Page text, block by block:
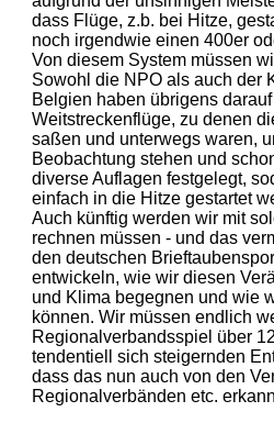
dass Flüge, z.b. bei Hitze,
noch irgendwie einen 400er
Von diesem System müssen
Sowohl die NPO als auch der
Belgien haben übrigens
Weitstreckenflüge, zu denen
saßen und unterwegs waren,
Beobachtung stehen und
diverse Auflagen festgelegt,
einfach in die Hitze gestartet
Auch künftig werden wir mit
rechnen müssen - und das
den deutschen
entwickeln, wie wir diesen
und Klima begegnen und wie
können. Wir müssen endlich
Regionalverbandsspiel über
tendentiell sich steigernden
dass das nun auch von den
Regionalverbänden etc.